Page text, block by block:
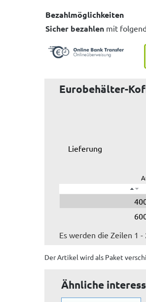
Bezahlmöglichkeiten
Sicher bezahlen mit
Eurobehälter-
Lieferung
Es werden die Zeilen 1
Der Artikel wirdals Paket
Ähnliche